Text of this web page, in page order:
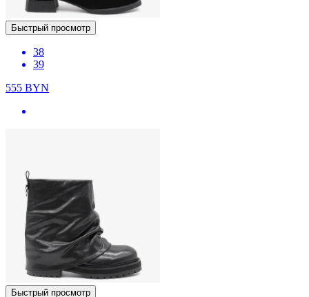
Быстрый просмотр
38
39
555 BYN
Быстрый просмотр